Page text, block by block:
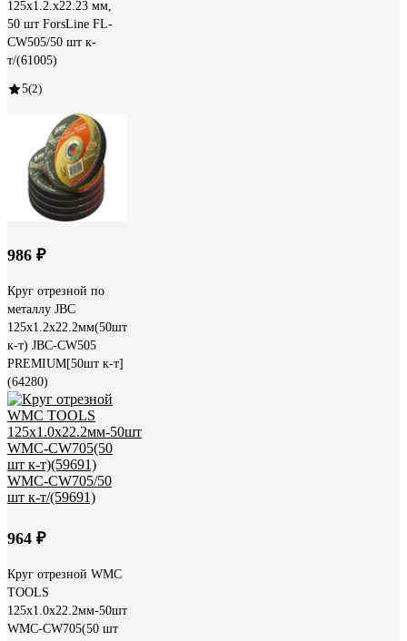
125х1.2.х22.23 мм,
50 шт ForsLine FL-
CW505/50 шт к-
т/(61005)
5(2)
986 ₽
Круг отрезной по
металлу JBC
125x1.2x22.2мм(50шт
к-т) JBC-CW505
PREMIUM[50шт к-т]
(64280)
964 ₽
Круг отрезной WMC
TOOLS
125x1.0x22.2мм-50шт
WMC-CW705(50 шт